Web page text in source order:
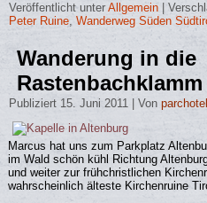
Veröffentlicht unter Allgemein |
Peter Ruine,Wanderweg Süden
Wanderung in die
Rastenbachklamm
Publiziert 15. Juni 2011 |Von
Marcus hat uns zum Parkplatz
im Wald schön kühl Richtung
und weiter zur frühchristlichen
wahrscheinlich älteste Kirchenruine